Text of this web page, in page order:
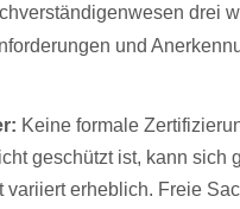
drei
und
Keine formale
geschützt ist, kann sich
variiert erheblich. Freie